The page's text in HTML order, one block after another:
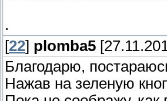
.
[22] plomba5
Благодарю,
Нажав на зеленую